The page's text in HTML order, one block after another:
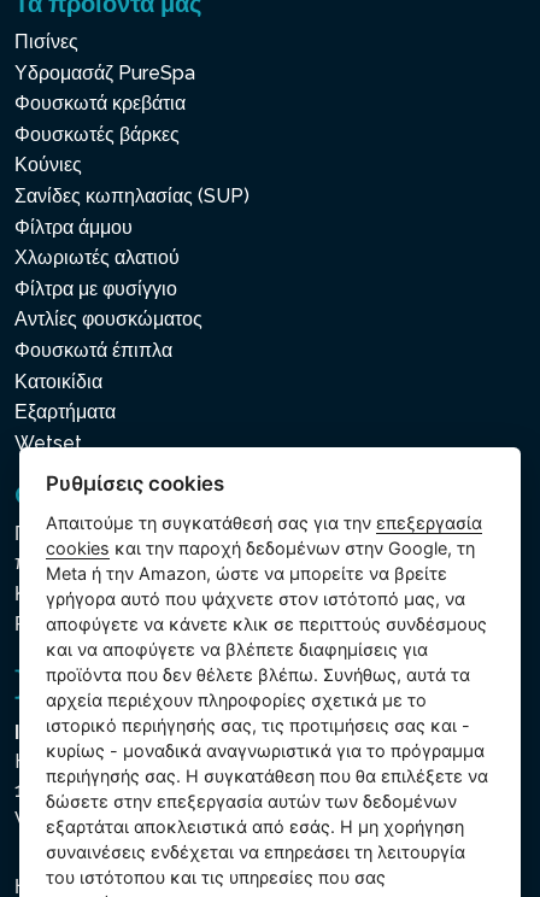
Πισίνες
Υδρομασάζ PureSpa
Φουσκωτά κρεβάτια
Φουσκωτές βάρκες
Κούνιες
Σανίδες κωπηλασίας (SUP)
Φίλτρα άμμου
Χλωριωτές αλατιού
Φίλτρα με φυσίγγιο
Αντλίες φουσκώματος
Φουσκωτά έπιπλα
Κατοικίδια
Εξαρτήματα
Wetset
GDPR και Cookies
Πολιτική προστασίας προσωπικών και λοιπών δεδομένων
που υποβάλλονται σε επεξεργασία
Κανόνες χρήσης των αρχείων cookie
Ρυθμίσεις cookies
Intex Trading, s.r.o.
Hradecká 2526/3
130 00 Praha 3
Vinohrady - Česká republika
Η εταιρεία είναι εγγεγραμμένη στο Δημοτικό Δικαστήριο της
Ρυθμίσεις cookies
Απαιτούμε τη συγκατάθεσή σας για τηνεπεξεργασία
cookies και την παροχή δεδομένων στην Google, τη
Meta ή την Amazon, ώστε να μπορείτε να βρείτε
γρήγορα αυτό που ψάχνετε στον ιστότοπό μας, να
αποφύγετε να κάνετε κλικ σε περιττούς συνδέσμους
και να αποφύγετε να βλέπετε διαφημίσεις για
προϊόντα που δεν θέλετε βλέπω. Συνήθως, αυτά τα
αρχεία περιέχουν πληροφορίες σχετικά με το
ιστορικό περιήγησής σας, τις προτιμήσεις σας και -
κυρίως - μοναδικά αναγνωριστικά για το πρόγραμμα
περιήγησής σας. Η συγκατάθεση που θα επιλέξετε να
δώσετε στην επεξεργασία αυτών των δεδομένων
εξαρτάται αποκλειστικά από εσάς. Η μη χορήγηση
συναινέσεις ενδέχεται να επηρεάσει τη λειτουργία
του ιστότοπου και τις υπηρεσίες που σας